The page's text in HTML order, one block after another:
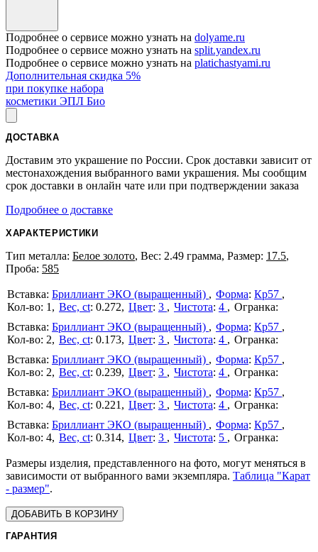
Подробнее о сервисе можно узнать на dolyame.ru
Подробнее о сервисе можно узнать на split.yandex.ru
Подробнее о сервисе можно узнать на platichastyami.ru
Дополнительная скидка 5%
при покупке набора
косметики ЭПЛ Био
ДОСТАВКА
Доставим это украшение по России. Срок доставки зависит от
местонахождения выбранного вами украшения. Мы сообщим
срок доставки в онлайн чате или при подтверждении заказа
Подробнее о доставке
ХАРАКТЕРИСТИКИ
Тип металла: Белое золото, Вес: 2.49 грамма, Размер: 17.5,
Проба: 585
Бриллиант ЭКО (выращенный) Форма: Кр57
1
Вес, ct: 0.272 Цвет: 3 Чистота: 4
Бриллиант ЭКО (выращенный)
Форма: Кр57
2
Вес, ct: 0.173 Цвет: 3 Чистота: 4
Бриллиант ЭКО (выращенный)
Форма: Кр57
2
Вес, ct: 0.239 Цвет: 3 Чистота: 4
Бриллиант ЭКО (выращенный)
Форма: Кр57
4 Вес, ct: 0.221 Цвет: 3 Чистота: 4
Бриллиант ЭКО (выращенный)
Форма: Кр57
4 Вес, ct: 0.314 Цвет: 3 Чистота: 5
Размеры изделия, представленного на фото, могут меняться в
зависимости от выбранного вами экземпляра. Таблица "Карат
- размер".
ДОБАВИТЬ В КОРЗИНУ
ГАРАНТИЯ